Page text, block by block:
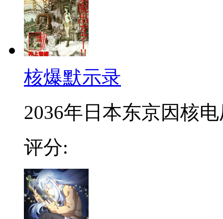
核爆默示录
2036年日本东京因核
评分: